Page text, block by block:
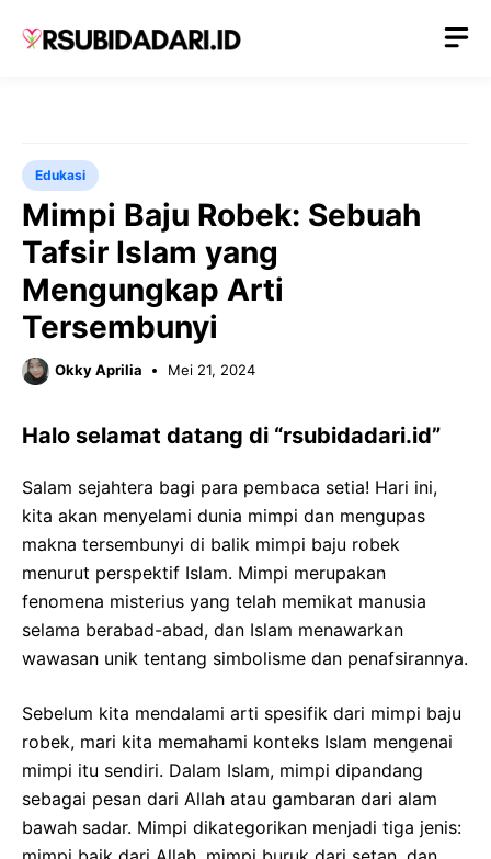
Edukasi
Mimpi Baju Robek: Sebuah
Tafsir Islam yang
Mengungkap Arti
Tersembunyi
Okky Aprilia Mei 21, 2024
Halo selamat datang di “rsubidadari.id”
Salam sejahtera bagi para pembaca setia! Hari ini,
kita akan menyelami dunia mimpi dan mengupas
makna tersembunyi di balik mimpi baju robek
menurut perspektif Islam. Mimpi merupakan
fenomena misterius yang telah memikat manusia
selama berabad-abad, dan Islam menawarkan
wawasan unik tentang simbolisme dan penafsirannya.
Sebelum kita mendalami arti spesifik dari mimpi baju
robek, mari kita memahami konteks Islam mengenai
mimpi itu sendiri. Dalam Islam, mimpi dipandang
sebagai pesan dari Allah atau gambaran dari alam
bawah sadar. Mimpi dikategorikan menjadi tiga jenis: